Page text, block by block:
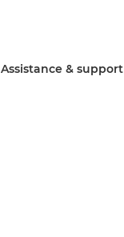
Assistance & support